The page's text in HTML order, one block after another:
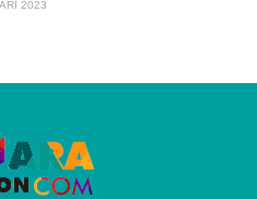
2023